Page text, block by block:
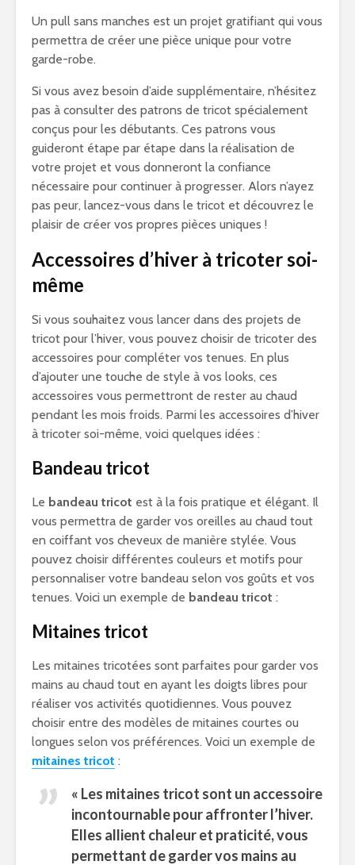
Un pull sans manches est un projet gratifiant qui vous
permettra de créer une pièce unique pour votre
garde-robe.
Si vous avez besoin d’aide supplémentaire, n’hésitez
pas à consulter des patrons de tricot spécialement
conçus pour les débutants. Ces patrons vous
guideront étape par étape dans la réalisation de
votre projet et vous donneront la confiance
nécessaire pour continuer à progresser. Alors n’ayez
pas peur, lancez-vous dans le tricot et découvrez le
plaisir de créer vos propres pièces uniques !
Accessoires d’hiver à tricoter soi-
même
Si vous souhaitez vous lancer dans des projets de
tricot pour l’hiver, vous pouvez choisir de tricoter des
accessoires pour compléter vos tenues. En plus
d’ajouter une touche de style à vos looks, ces
accessoires vous permettront de rester au chaud
pendant les mois froids. Parmi les accessoires d’hiver
à tricoter soi-même, voici quelques idées :
Bandeau tricot
Le bandeau tricot est à la fois pratique et élégant. Il
vous permettra de garder vos oreilles au chaud tout
en coiffant vos cheveux de manière stylée. Vous
pouvez choisir différentes couleurs et motifs pour
personnaliser votre bandeau selon vos goûts et vos
tenues. Voici un exemple de bandeau tricot :
Mitaines tricot
Les mitaines tricotées sont parfaites pour garder vos
mains au chaud tout en ayant les doigts libres pour
réaliser vos activités quotidiennes. Vous pouvez
choisir entre des modèles de mitaines courtes ou
longues selon vos préférences. Voici un exemple de
mitaines tricot :
« Les mitaines tricot sont un accessoire
incontournable pour affronter l’hiver.
Elles allient chaleur et praticité, vous
permettant de garder vos mains au